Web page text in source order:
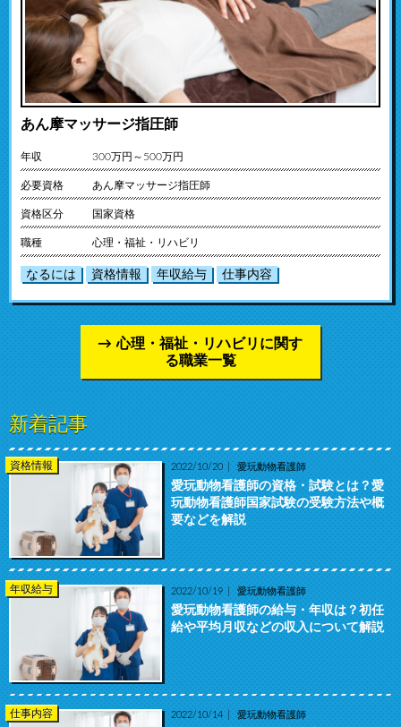
あん摩マッサージ指圧師
年収 300万円～500万円
必要資格 あん摩マッサージ指圧師
資格区分 国家資格
職種 心理・福祉・リハビリ
なるには 資格情報 年収給与 仕事内容
心理・福祉・リハビリに関す
る職業一覧
新着記事
資格情報 2022/10/20 愛玩動物看護師
愛玩動物看護師の資格・試験とは？愛
玩動物看護師国家試験の受験方法や概
要などを解説
年収給与 2022/10/19 愛玩動物看護師
愛玩動物看護師の給与・年収は？初任
給や平均月収などの収入について解説
仕事内容 2022/10/14 愛玩動物看護師